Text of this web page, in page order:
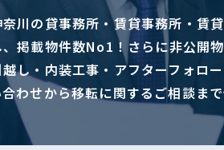
川の貸事務所・賃貸事務所・賃
掲載物件数No1！さらに非公開物
し・内装工事・アフターフォロ
わせから移転に関するご相談ま